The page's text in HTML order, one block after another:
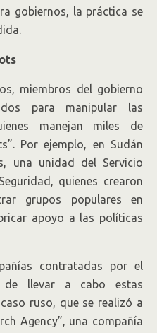
gobiernos, la práctica se
miembros del gobierno
para manipular las
manejan miles de
Por ejemplo, en Sudán
una unidad del Servicio
quienes crearon
grupos populares en
apoyo a las políticas
contratadas por el
de llevar a cabo estas
ruso, que se realizó a
Agency”, una compañía